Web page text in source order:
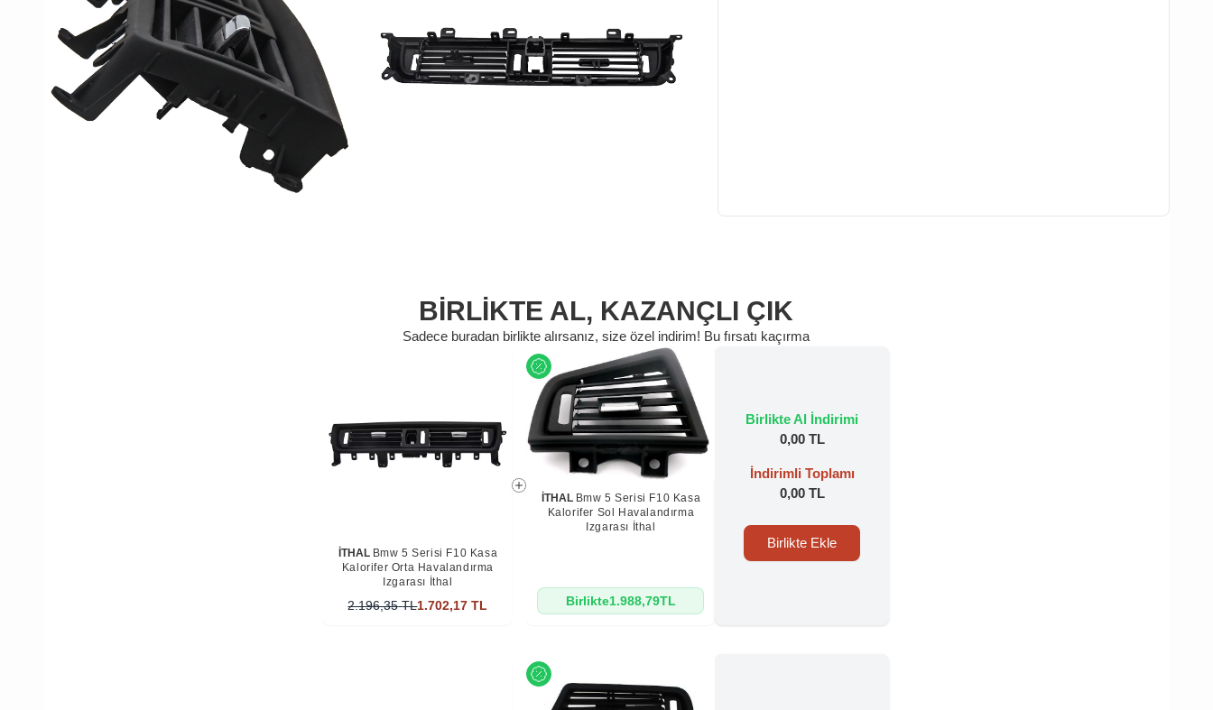
BİRLİKTE AL, KAZANÇLI ÇIK
Sadece buradan birlikte alırsanız, size özel indirim! Bu fırsatı kaçırma
İTHAL Bmw 5 Serisi F10 Kasa
Kalorifer Orta Havalandırma
Izgarası İthal
2.196,35 TL1.702,17 TL
İTHAL Bmw 5 Serisi F10 Kasa
Kalorifer Sol Havalandırma
Izgarası İthal
Birlikte1.988,79TL
Birlikte Al İndirimi
0,00 TL
İndirimli Toplamı
0,00 TL
Birlikte Ekle